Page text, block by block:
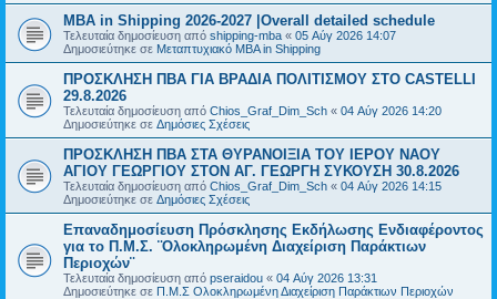
MBA in Shipping 2026-2027 |Overall detailed schedule
Τελευταία δημοσίευση από shipping-mba « 05 Αύγ 2026 14:07
Δημοσιεύτηκε σε Μεταπτυχιακό MBA in Shipping
ΠΡΟΣΚΛΗΣΗ ΠΒΑ ΓΙΑ ΒΡΑΔΙΑ ΠΟΛΙΤΙΣΜΟΥ ΣΤΟ CASTELLI
29.8.2026
Τελευταία δημοσίευση από Chios_Graf_Dim_Sch « 04 Αύγ 2026 14:20
Δημοσιεύτηκε σε Δημόσιες Σχέσεις
ΠΡΟΣΚΛΗΣΗ ΠΒΑ ΣΤΑ ΘΥΡΑΝΟΙΞΙΑ ΤΟΥ ΙΕΡΟΥ ΝΑΟΥ
ΑΓΙΟΥ ΓΕΩΡΓΙΟΥ ΣΤΟΝ ΑΓ. ΓΕΩΡΓΗ ΣΥΚΟΥΣΗ 30.8.2026
Τελευταία δημοσίευση από Chios_Graf_Dim_Sch « 04 Αύγ 2026 14:15
Δημοσιεύτηκε σε Δημόσιες Σχέσεις
Επαναδημοσίευση Πρόσκλησης Εκδήλωσης Ενδιαφέροντος
για το Π.Μ.Σ. ¨Ολοκληρωμένη Διαχείριση Παράκτιων
Περιοχών¨
Τελευταία δημοσίευση από pseraidou « 04 Αύγ 2026 13:31
Δημοσιεύτηκε σε Π.Μ.Σ Ολοκληρωμένη Διαχείριση Παράκτιων Περιοχών